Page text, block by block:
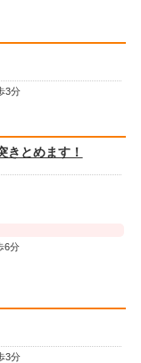
3分
きとめます！
6分
3分